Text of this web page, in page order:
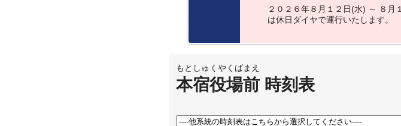
２ ０ ２ ６年８ 月 １ ２ 日(水) ～ ８ 月 １
は休日 ダイヤで運行いた し ます。
もとしゅくやくばまえ
本宿役場前 時刻表